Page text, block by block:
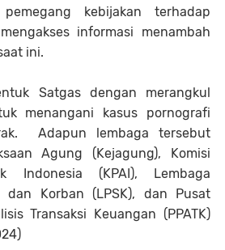
kebijakan terhadap
informasi menambah
ini.
Satgas dengan merangkul
menangani kasus pornografi
Adapun lembaga tersebut
Agung (Kejagung), Komisi
Indonesia (KPAI), Lembaga
dan Korban (LPSK), dan Pusat
Transaksi Keuangan (PPATK)